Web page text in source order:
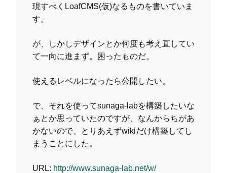
現すべくLoafCMS(仮)なるものを書いていま
す。
が、しかしデザインとか何度も考え直してい
て一向に進まず。困ったものだ。
使えるレベルになったら公開したい。
で、それを使ってsunaga-labを構築したいな
ぁとか思っていたのですが、なんからちがあ
かないので、とりあえずwikiだけ構築してし
まうことにした。
URL: http://www.sunaga-lab.net/w/